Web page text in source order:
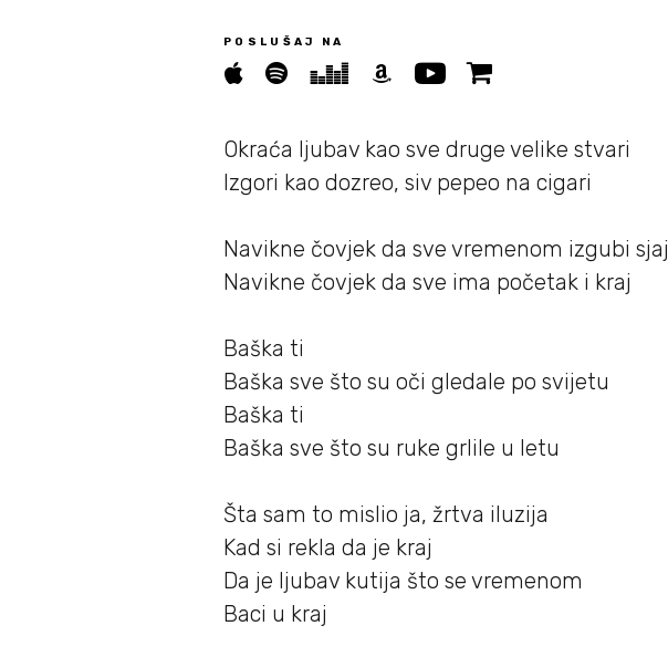
Novosti
Biografija
Partneri
POSLUŠAJ NA
Okraća ljubav kao sve druge velike stvari
Izgori kao dozreo, siv pepeo na cigari
Navikne čovjek da sve vremenom izgubi sjaj
Navikne čovjek da sve ima početak i kraj
Baška ti
Baška sve što su oči gledale po svijetu
Baška ti
Baška sve što su ruke grlile u letu
Šta sam to mislio ja, žrtva iluzija
Kad si rekla da je kraj
Da je ljubav kutija što se vremenom
Baci u kraj